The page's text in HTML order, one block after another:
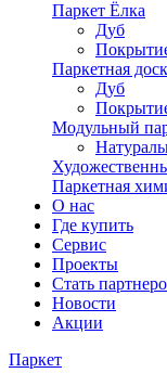
Паркет Ёлка
Дуб
Паркетная
Дуб
Модульный
Паркетная
О нас
Где купить
Сервис
Проекты
Стать
Новости
Акции
Паркет